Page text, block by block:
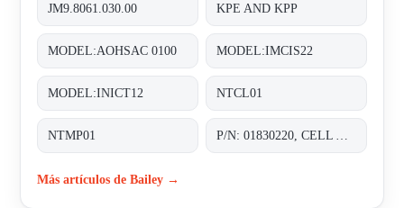
JM9.8061.030.00 KPE AND KPP
MODEL:AOHSAC 0100 MODEL:IMCIS22
MODEL:INICT12 NTCL01
NTMP01
Más artículos de Bailey →